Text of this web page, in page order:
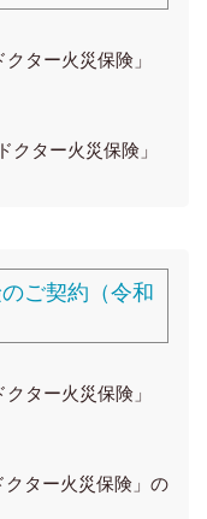
クター火災保険」
クター火災保険」
ご契約（令和
クター火災保険」
クター火災保険」の